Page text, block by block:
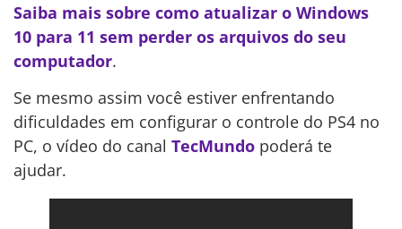
Saiba mais sobre como atualizar o Windows
10 para 11 sem perder os arquivos do seu
computador.
Se mesmo assim você estiver enfrentando
dificuldades em configurar o controle do PS4 no
PC, o vídeo do canal TecMundo poderá te
ajudar.